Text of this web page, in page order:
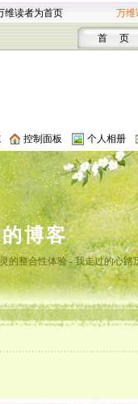
维读者为首页 万维
首 页
控制面板 个人相册
博客
的整合性体验 - 我走过的心路